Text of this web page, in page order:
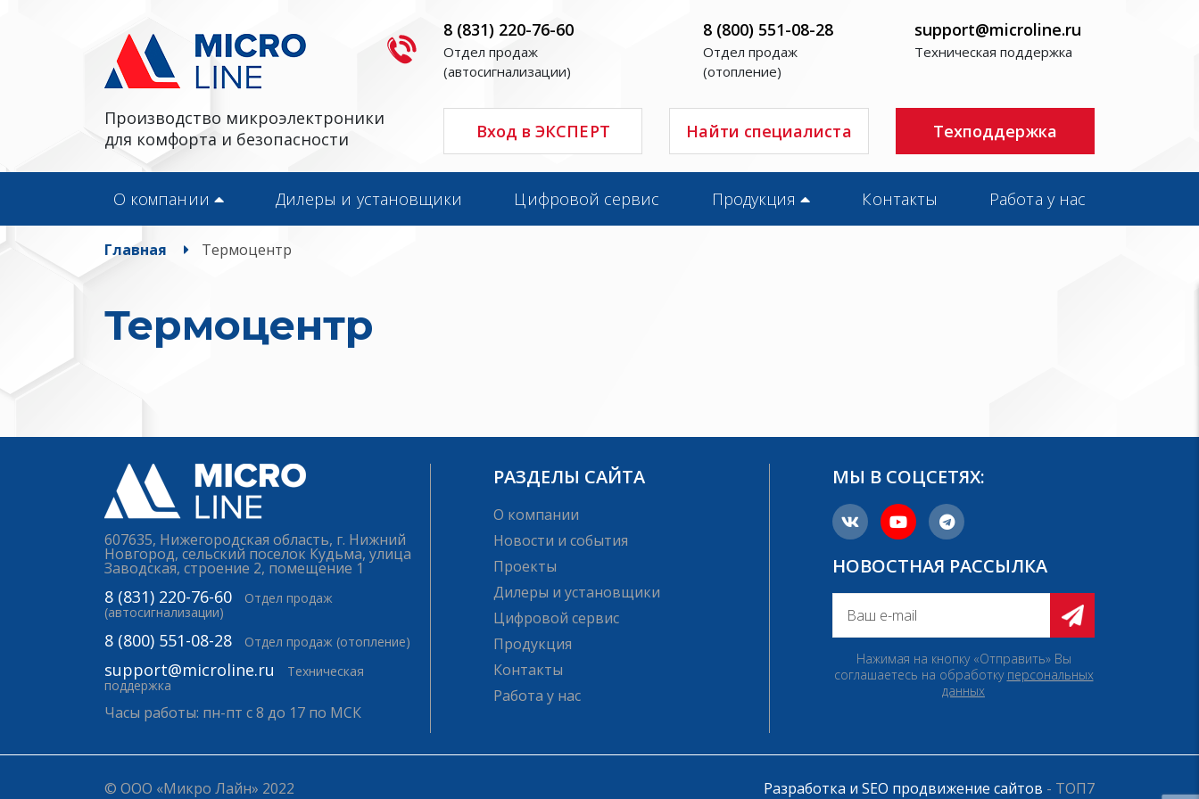
Производство микроэлектроники
для комфорта и безопасности
8 (831) 220-76-60
Отдел продаж
(автосигнализации)
8 (800) 551-08-28
Отдел продаж
(отопление)
support@microline.ru
Техническая поддержка
Вход в ЭКСПЕРТ Найти специалиста Техподдержка
О компании Дилеры и установщики Цифровой сервис Продукция Контакты Работа у нас
Главная Термоцентр
Термоцентр
607635, Нижегородская область, г. Нижний
Новгород, сельский поселок Кудьма, улица
Заводская, строение 2, помещение 1
8 (831) 220-76-60
Отдел продаж
(автосигнализации)
8 (800) 551-08-28 Отдел продаж (отопление)
support@microline.ru
Техническая
поддержка
Часы работы: пн-пт с 8 до 17 по МСК
РАЗДЕЛЫ САЙТА
О компании
Новости и события
Проекты
Дилеры и установщики
Цифровой сервис
Продукция
Контакты
Работа у нас
МЫ В СОЦСЕТЯХ:
НОВОСТНАЯ РАССЫЛКА
Нажимая на кнопку «Отправить» Вы
соглашаетесь на обработку персональных
данных
© ООО «Микро Лайн» 2022 Разработка и SEO продвижение сайтов - ТОП7